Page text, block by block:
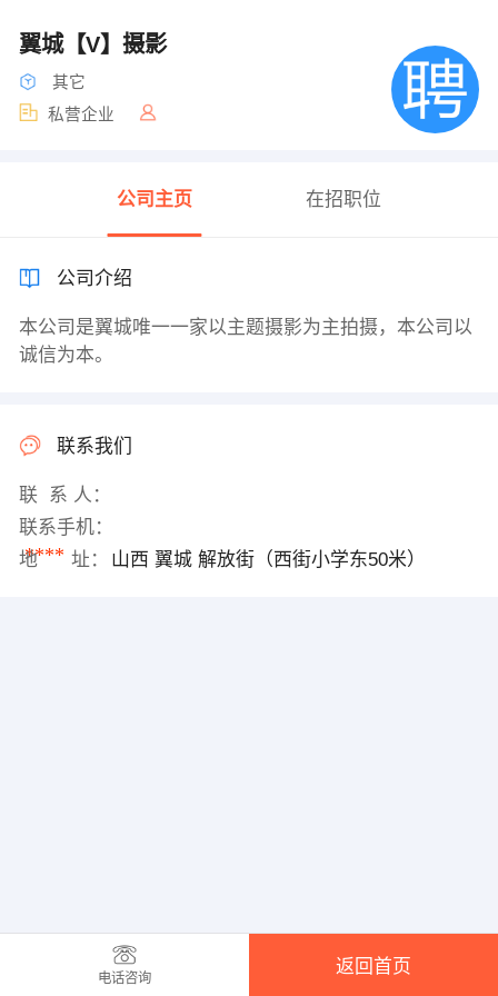
翼城【V】摄影
其它
私营企业
公司主页 在招职位
公司介绍
本公司是翼城唯一一家以主题摄影为主拍摄，本公司以
诚信为本。
联系我们
联 系 人：
联系手机：
****
地 址： 山西 翼城 解放街（西街小学东50米）
电话咨询
返回首页